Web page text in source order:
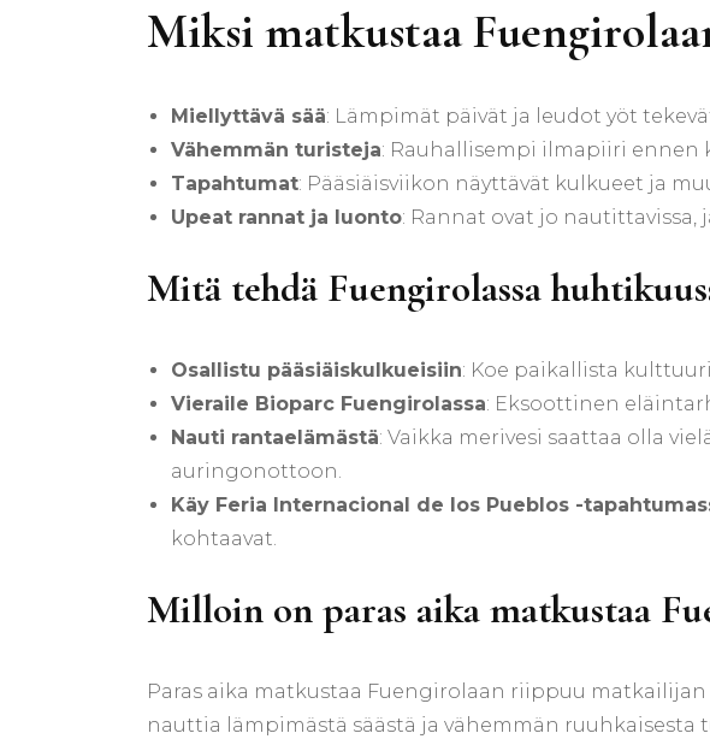
Miksi matkustaa
Miellyttävä sää: Lämpimät päivät ja leudot yöt
Vähemmän turisteja: Rauhallisempi ilmapiiri ennen
Tapahtumat: Pääsiäisviikon näyttävät kulkueet ja
Upeat rannat ja luonto: Rannat ovat jo
Mitä tehdä Fuengirolassa
Osallistu pääsiäiskulkueisiin: Koe paikallista
Vieraile Bioparc Fuengirolassa: Eksoottinen
Nauti rantaelämästä: Vaikka merivesi saattaa olla
auringonottoon.
Käy Feria Internacional de los Pueblos -
kohtaavat.
Milloin on paras aika matkustaa
Paras aika matkustaa Fuengirolaan riippuu
nauttia lämpimästä säästä ja vähemmän